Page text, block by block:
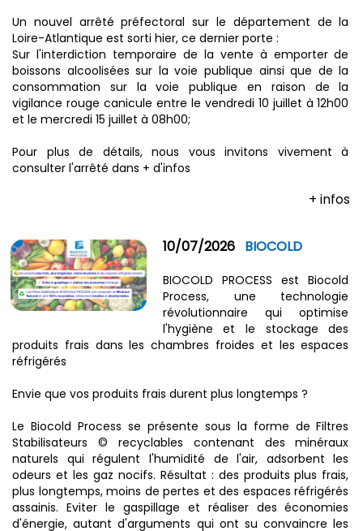
Un nouvel arrêté préfectoral sur le département de la
Loire-Atlantique est sorti hier, ce dernier porte :
Sur l'interdiction temporaire de la vente à emporter de
boissons alcoolisées sur la voie publique ainsi que de la
consommation sur la voie publique en raison de la
vigilance rouge canicule entre le vendredi 10 juillet à 12h00
et le mercredi 15 juillet à 08h00;
Pour plus de détails, nous vous invitons vivement à
consulter l'arrêté dans + d'infos
+ infos
10/07/2026 BIOCOLD
BIOCOLD PROCESS est Biocold
Process, une technologie
révolutionnaire qui optimise
l'hygiène et le stockage des
produits frais dans les chambres froides et les espaces
réfrigérés
Envie que vos produits frais durent plus longtemps ?
Le Biocold Process se présente sous la forme de Filtres
Stabilisateurs © recyclables contenant des minéraux
naturels qui régulent l'humidité de l'air, adsorbent les
odeurs et les gaz nocifs. Résultat : des produits plus frais,
plus longtemps, moins de pertes et des espaces réfrigérés
assainis. Eviter le gaspillage et réaliser des économies
d'énergie, autant d'arguments qui ont su convaincre les